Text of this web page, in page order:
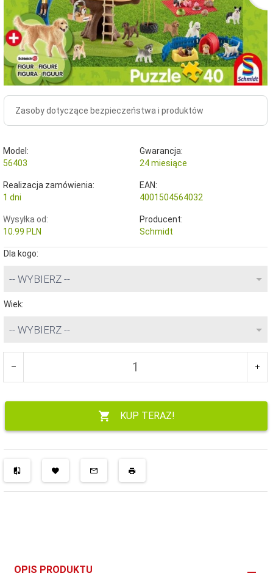
Zasoby dotyczące bezpieczeństwa i produktów
Model:
56403
Gwarancja:
24 miesiące
Realizacja zamówienia:
1 dni
EAN:
4001504564032
Wysyłka od:
10.99 PLN
Producent:
Schmidt
Dla kogo:
-- WYBIERZ --
Wiek:
-- WYBIERZ --
KUP TERAZ!
OPIS PRODUKTU